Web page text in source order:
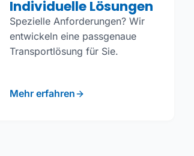
Individuelle Lösungen
Spezielle Anforderungen? Wir
entwickeln eine passgenaue
Transportlösung für Sie.
Mehr erfahren